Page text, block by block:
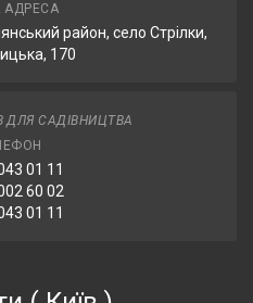
АДРЕСА
район, село Стрілки,
170
ДЛЯ САДІВНИЦТВА
01 11
60 02
01 11